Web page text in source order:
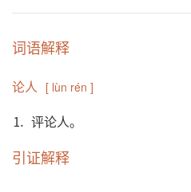
词语解释
论人 [ lùn rén ]
⒈ 评论人。
引证解释